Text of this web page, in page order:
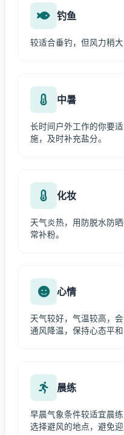
钓鱼
较适合垂钓，但风力稍
中暑
长时间户外工作的你要
施，及时补充盐分。
化妆
天气炎热，用防脱水防
常补粉。
心情
天气较好，气温较高，
通风降温，保持心态平和
晨练
早晨气象条件较适宜晨
选择避风的地点，避免迎